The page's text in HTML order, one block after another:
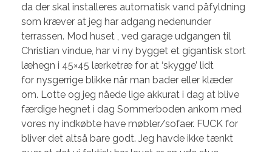
da der skal installeres automatisk vand påfyldning
som kræver at jeg har adgang nedenunder
terrassen. Mod huset , ved garage udgangen til
Christian vindue, har vi ny bygget et gigantisk stort
læhegn i 45×45 lærketræ for at ‘skygge’ lidt
for nysgerrige blikke når man bader eller klæder
om. Lotte og jeg nåede lige akkurat i dag at blive
færdige hegnet i dag Sommerboden ankom med
vores ny indkøbte have møbler/sofaer. FUCK for
bliver det altså bare godt. Jeg havde ikke tænkt